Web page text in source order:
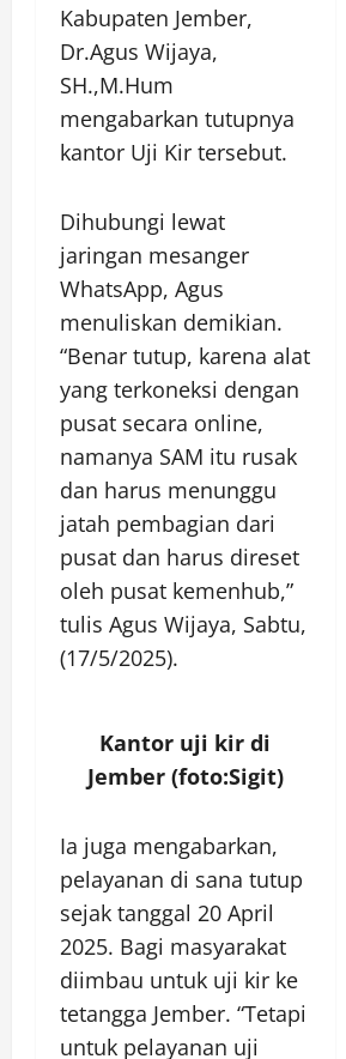
Kabupaten Jember,
Dr.Agus Wijaya,
SH.,M.Hum
mengabarkan tutupnya
kantor Uji Kir tersebut.
Dihubungi lewat
jaringan mesanger
WhatsApp, Agus
menuliskan demikian.
“Benar tutup, karena alat
yang terkoneksi dengan
pusat secara online,
namanya SAM itu rusak
dan harus menunggu
jatah pembagian dari
pusat dan harus direset
oleh pusat kemenhub,”
tulis Agus Wijaya, Sabtu,
(17/5/2025).
Kantor uji kir di
Jember (foto:Sigit)
Ia juga mengabarkan,
pelayanan di sana tutup
sejak tanggal 20 April
2025. Bagi masyarakat
diimbau untuk uji kir ke
tetangga Jember. “Tetapi
untuk pelayanan uji